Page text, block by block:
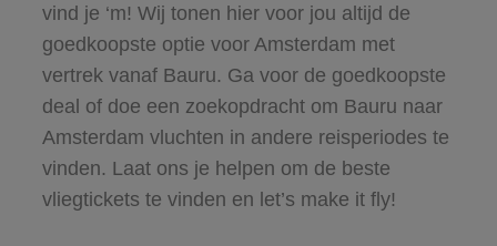
vind je ‘m! Wij tonen hier voor jou altijd de
goedkoopste optie voor Amsterdam met
vertrek vanaf Bauru. Ga voor de goedkoopste
deal of doe een zoekopdracht om Bauru naar
Amsterdam vluchten in andere reisperiodes te
vinden. Laat ons je helpen om de beste
vliegtickets te vinden en let’s make it fly!